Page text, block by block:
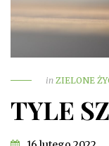
in ZIELONE
TYLE